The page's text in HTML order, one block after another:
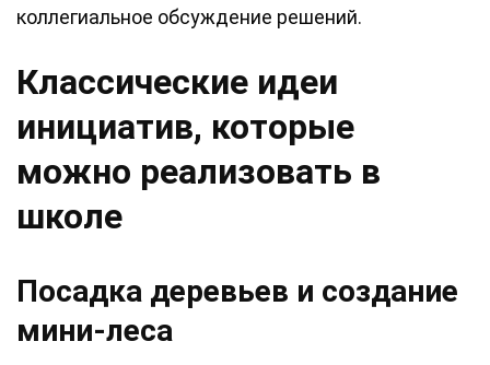
коллегиальное обсуждение решений.
Классические идеи
инициатив, которые
можно реализовать в
школе
Посадка деревьев и создание
мини-леса